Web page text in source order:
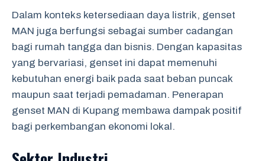
Dalam konteks ketersediaan daya listrik, genset
MAN juga berfungsi sebagai sumber cadangan
bagi rumah tangga dan bisnis. Dengan kapasitas
yang bervariasi, genset ini dapat memenuhi
kebutuhan energi baik pada saat beban puncak
maupun saat terjadi pemadaman. Penerapan
genset MAN di Kupang membawa dampak positif
bagi perkembangan ekonomi lokal.